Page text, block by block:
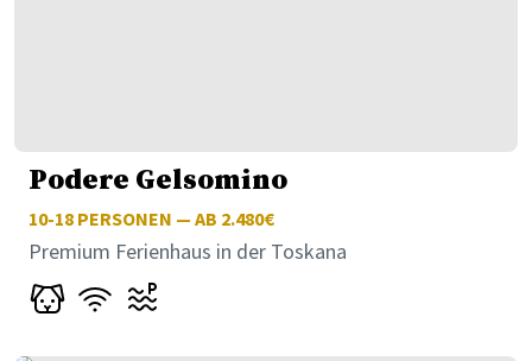
Podere Gelsomino
10-18 PERSONEN — AB 2.480€
Premium Ferienhaus in der Toskana